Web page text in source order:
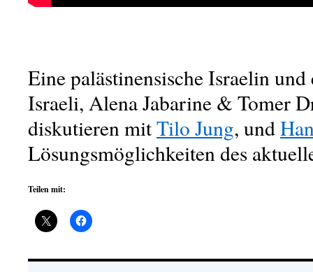
Eine palästinensische Israelin
Israeli, Alena Jabarine & Tomer
diskutieren mitTilo Jung, und
Lösungsmöglichkeiten des
Teilen mit: